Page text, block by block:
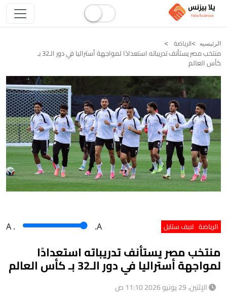
الرئيسيه الرياضة
منتخب مصر يستأنف تدريباته استعدادًا لمواجهة أستراليا في دور الـ32 بـ
كأس العالم
الرياضة لايف ستايل A . .A
منتخب مصر يستأنف تدريباته استعدادًا
لمواجهة أستراليا في دور الـ32 بـ كأس العالم
الإثنين، 29 يونيو 2026 11:10 ص